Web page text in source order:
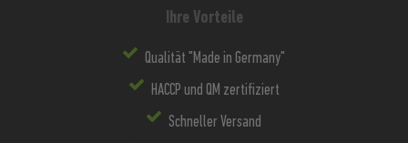
Ihre Vorteile
Qualität "Made in Germany"
HACCP und QM zertifiziert
Schneller Versand